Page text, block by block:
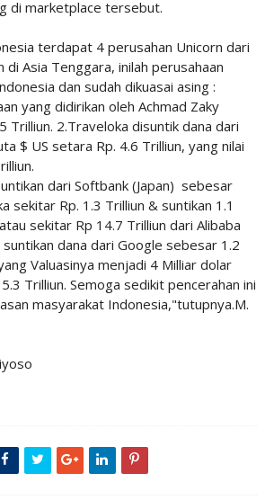
di marketplace tersebut.
terdapat 4 perusahan Unicorn dari
di Asia Tenggara, inilah perusahaan
dan sudah dikuasai asing :
yang didirikan oleh Achmad Zaky
Trilliun. 2.Traveloka disuntik dana dari
$ US setara Rp. 4.6 Trilliun, yang nilai
dari Softbank (Japan) sebesar
sekitar Rp. 1.3 Trilliun & suntikan 1.1
sekitar Rp 14.7 Trilliun dari Alibaba
dana dari Google sebesar 1.2
Valuasinya menjadi 4 Milliar dolar
Trilliun. Semoga sedikit pencerahan ini
masyarakat Indonesia,"tutupnya.M.